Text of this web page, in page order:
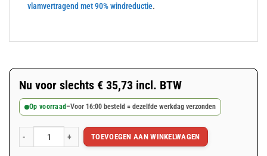
vlamvertragend met 90% windreductie.
Nu voor slechts € 35,73 incl. BTW
Op voorraad –Voor 16:00 besteld = dezelfde werkdag verzonden
Blauw steigernet 3.07x20m 50gr/m² aantal
TOEVOEGEN AAN WINKELWAGEN